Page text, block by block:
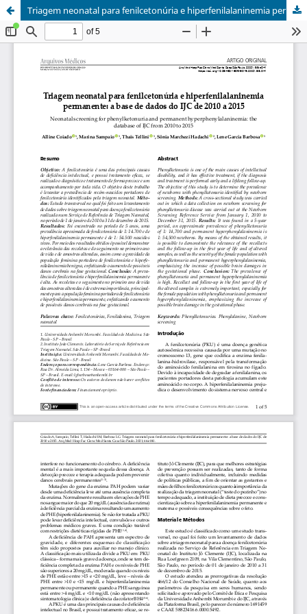
Triagem neonatal para fenilcetonúria e hiperfenilalaninemia permanente: a base de dados do IJC de 2010 a 2015 / Neonatal screening for phenylketonuria and permanent hyperphenylalaninemia: the database of IJC from 2010 to 2015